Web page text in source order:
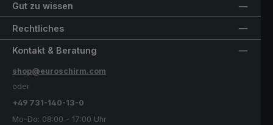
Gut zu wissen
Rechtliches
Kontakt & Beratung
shop@euroschirm.com
oder
+49 731-140-13-0
Mo-Do: 08:00 - 17:00 Uhr